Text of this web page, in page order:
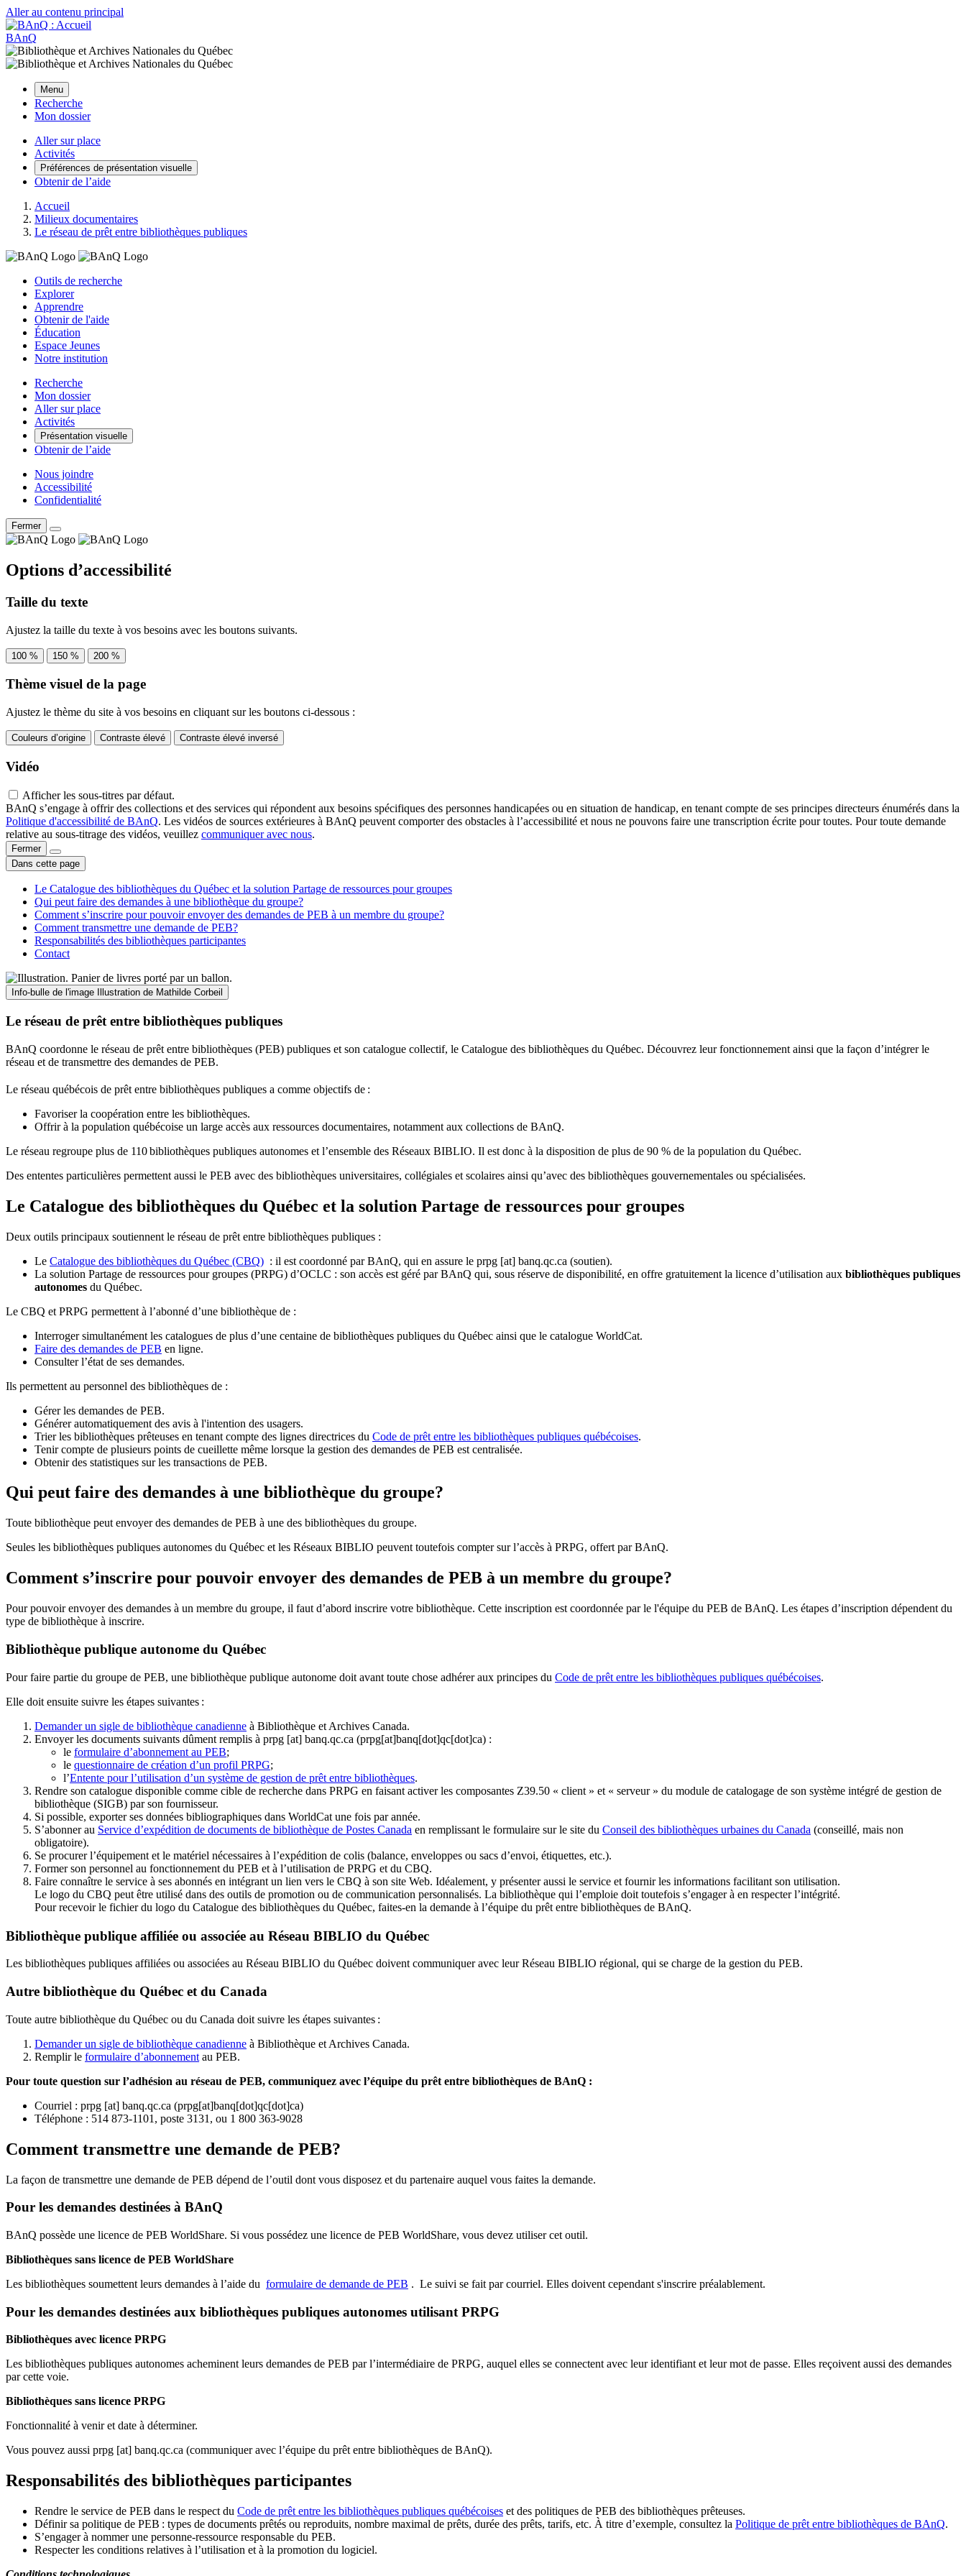
Aller au contenu principal
BAnQ
Menu
Recherche
Mon dossier
Aller sur place
Activités
Préférences de présentation visuelle
Obtenir de l’aide
Accueil
Milieux documentaires
Le réseau de prêt entre bibliothèques publiques
Outils de recherche
Explorer
Apprendre
Obtenir de l'aide
Éducation
Espace Jeunes
Notre institution
Recherche
Mon dossier
Aller sur place
Activités
Présentation visuelle
Obtenir de l’aide
Nous joindre
Accessibilité
Confidentialité
Fermer
Options d’accessibilité
Taille du texte
Ajustez la taille du texte à vos besoins avec les boutons suivants.
100 % 150 % 200 %
Thème visuel de la page
Ajustez le thème du site à vos besoins en cliquant sur les boutons ci-dessous :
Couleurs d’origine Contraste élevé Contraste élevé inversé
Vidéo
Afficher les sous-titres par défaut.
BAnQ s’engage à offrir des collections et des services qui répondent aux besoins spécifiques des personnes handicapées ou en situation de handicap, en tenant compte de ses principes directeurs énumérés dans la
Politique d'accessibilité de BAnQ. Les vidéos de sources extérieures à BAnQ peuvent comporter des obstacles à l’accessibilité et nous ne pouvons faire une transcription écrite pour toutes. Pour toute demande
relative au sous-titrage des vidéos, veuillez communiquer avec nous.
Fermer
Dans cette page
Le Catalogue des bibliothèques du Québec et la solution Partage de ressources pour groupes
Qui peut faire des demandes à une bibliothèque du groupe?
Comment s’inscrire pour pouvoir envoyer des demandes de PEB à un membre du groupe?
Comment transmettre une demande de PEB?
Responsabilités des bibliothèques participantes
Contact
Info-bulle de l'image Illustration de Mathilde Corbeil
Le réseau de prêt entre bibliothèques publiques
BAnQ coordonne le réseau de prêt entre bibliothèques (PEB) publiques et son catalogue collectif, le Catalogue des bibliothèques du Québec. Découvrez leur fonctionnement ainsi que la façon d’intégrer le
réseau et de transmettre des demandes de PEB.
Le réseau québécois de prêt entre bibliothèques publiques a comme objectifs de :
Favoriser la coopération entre les bibliothèques.
Offrir à la population québécoise un large accès aux ressources documentaires, notamment aux collections de BAnQ.
Le réseau regroupe plus de 110bibliothèques publiques autonomes et l’ensemble des Réseaux BIBLIO. Il est donc à la disposition de plus de 90 % de la population du Québec.
Des ententes particulières permettent aussi le PEB avec des bibliothèques universitaires, collégiales et scolaires ainsi qu’avec des bibliothèques gouvernementales ou spécialisées.
Le Catalogue des bibliothèques du Québec et la solution Partage de ressources pour groupes
Deux outils principaux soutiennent le réseau de prêt entre bibliothèques publiques :
Le Catalogue des bibliothèques du Québec (CBQ) : il est coordonné par BAnQ, qui en assure le prpg [at] banq.qc.ca (soutien).
La solution Partage de ressources pour groupes (PRPG) d’OCLC : son accès est géré par BAnQ qui, sous réserve de disponibilité, en offre gratuitement la licence d’utilisation aux bibliothèques publiques
autonomes du Québec.
Le CBQ et PRPG permettent à l’abonné d’une bibliothèque de :
Interroger simultanément les catalogues de plus d’une centaine de bibliothèques publiques du Québec ainsi que le catalogue WorldCat.
Faire des demandes de PEB en ligne.
Consulter l’état de ses demandes.
Ils permettent au personnel des bibliothèques de :
Gérer les demandes de PEB.
Générer automatiquement des avis à l'intention des usagers.
Trier les bibliothèques prêteuses en tenant compte des lignes directrices du Code de prêt entre les bibliothèques publiques québécoises.
Tenir compte de plusieurs points de cueillette même lorsque la gestion des demandes de PEB est centralisée.
Obtenir des statistiques sur les transactions de PEB.
Qui peut faire des demandes à une bibliothèque du groupe?
Toute bibliothèque peut envoyer des demandes de PEB à une des bibliothèques du groupe.
Seules les bibliothèques publiques autonomes du Québec et les Réseaux BIBLIO peuvent toutefois compter sur l’accès à PRPG, offert par BAnQ.
Comment s’inscrire pour pouvoir envoyer des demandes de PEB à un membre du groupe?
Pour pouvoir envoyer des demandes à un membre du groupe, il faut d’abord inscrire votre bibliothèque. Cette inscription est coordonnée par le l'équipe du PEB de BAnQ. Les étapes d’inscription dépendent du
type de bibliothèque à inscrire.
Bibliothèque publique autonome du Québec
Pour faire partie du groupe de PEB, une bibliothèque publique autonome doit avant toute chose adhérer aux principes du Code de prêt entre les bibliothèques publiques québécoises.
Elle doit ensuite suivre les étapes suivantes :
Demander un sigle de bibliothèque canadienne à Bibliothèque et Archives Canada.
Envoyer les documents suivants dûment remplis à prpg [at] banq.qc.ca (prpg[at]banq[dot]qc[dot]ca) :
le formulaire d’abonnement au PEB;
le questionnaire de création d’un profil PRPG;
l’Entente pour l’utilisation d’un système de gestion de prêt entre bibliothèques.
Rendre son catalogue disponible comme cible de recherche dans PRPG en faisant activer les composantes Z39.50 « client » et « serveur » du module de catalogage de son système intégré de gestion de
bibliothèque (SIGB) par son fournisseur.
Si possible, exporter ses données bibliographiques dans WorldCat une fois par année.
S’abonner au Service d’expédition de documents de bibliothèque de Postes Canada en remplissant le formulaire sur le site du Conseil des bibliothèques urbaines du Canada (conseillé, mais non
obligatoire).
Se procurer l’équipement et le matériel nécessaires à l’expédition de colis (balance, enveloppes ou sacs d’envoi, étiquettes, etc.).
Former son personnel au fonctionnement du PEB et à l’utilisation de PRPG et du CBQ.
Faire connaître le service à ses abonnés en intégrant un lien vers le CBQ à son site Web. Idéalement, y présenter aussi le service et fournir les informations facilitant son utilisation.
Le logo du CBQ peut être utilisé dans des outils de promotion ou de communication personnalisés. La bibliothèque qui l’emploie doit toutefois s’engager à en respecter l’intégrité.
Pour recevoir le fichier du logo du Catalogue des bibliothèques du Québec, faites-en la demande à l’équipe du prêt entre bibliothèques de BAnQ.
Bibliothèque publique affiliée ou associée au Réseau BIBLIO du Québec
Les bibliothèques publiques affiliées ou associées au Réseau BIBLIO du Québec doivent communiquer avec leur Réseau BIBLIO régional, qui se charge de la gestion du PEB.
Autre bibliothèque du Québec et du Canada
Toute autre bibliothèque du Québec ou du Canada doit suivre les étapes suivantes :
Demander un sigle de bibliothèque canadienne à Bibliothèque et Archives Canada.
Remplir le formulaire d’abonnement au PEB.
Pour toute question sur l’adhésion au réseau de PEB, communiquez avec l’équipe du prêt entre bibliothèques de BAnQ :
Courriel : prpg [at] banq.qc.ca (prpg[at]banq[dot]qc[dot]ca)
Téléphone : 514 873-1101, poste 3131, ou 1 800 363-9028
Comment transmettre une demande de PEB?
La façon de transmettre une demande de PEB dépend de l’outil dont vous disposez et du partenaire auquel vous faites la demande.
Pour les demandes destinées à BAnQ
BAnQ possède une licence de PEB WorldShare. Si vous possédez une licence de PEB WorldShare, vous devez utiliser cet outil.
Bibliothèques sans licence de PEB WorldShare
Les bibliothèques soumettent leurs demandes à l’aide du formulaire de demande de PEB . Le suivi se fait par courriel. Elles doivent cependant s'inscrire préalablement.
Pour les demandes destinées aux bibliothèques publiques autonomes utilisant PRPG
Bibliothèques avec licence PRPG
Les bibliothèques publiques autonomes acheminent leurs demandes de PEB par l’intermédiaire de PRPG, auquel elles se connectent avec leur identifiant et leur mot de passe. Elles reçoivent aussi des demandes
par cette voie.
Bibliothèques sans licence PRPG
Fonctionnalité à venir et date à déterminer.
Vous pouvez aussi prpg [at] banq.qc.ca (communiquer avec l’équipe du prêt entre bibliothèques de BAnQ).
Responsabilités des bibliothèques participantes
Rendre le service de PEB dans le respect du Code de prêt entre les bibliothèques publiques québécoises et des politiques de PEB des bibliothèques prêteuses.
Définir sa politique de PEB : types de documents prêtés ou reproduits, nombre maximal de prêts, durée des prêts, tarifs, etc. À titre d’exemple, consultez la Politique de prêt entre bibliothèques de BAnQ.
S’engager à nommer une personne-ressource responsable du PEB.
Respecter les conditions relatives à l’utilisation et à la promotion du logiciel.